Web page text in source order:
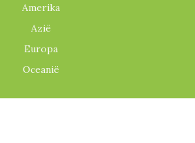
Amerika
Azië
Europa
Oceanië